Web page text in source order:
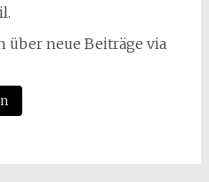
über neue Beiträge via